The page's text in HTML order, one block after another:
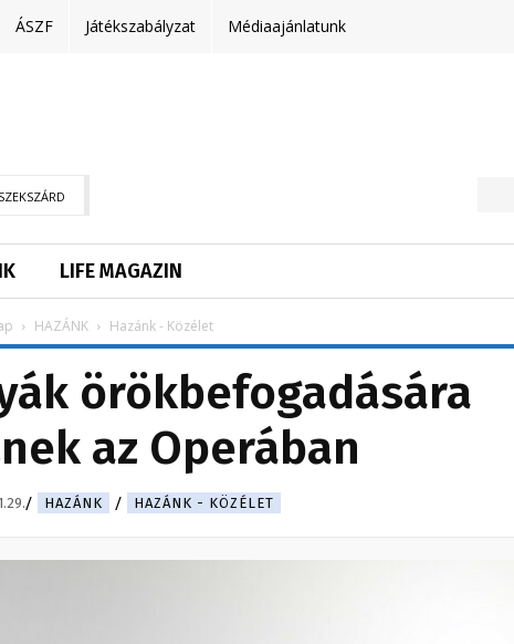
ÁSZF Játékszabályzat Médiaajánlatunk
SZEKSZÁRD
LIFE MAGAZIN
HAZÁNK Hazánk - Közélet
örökbefogadására
az Operában
HAZÁNK HAZÁNK - KÖZÉLET